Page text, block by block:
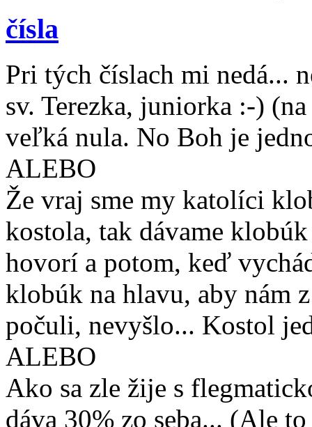
čísla
Pri tých číslach mi nedá...
sv. Terezka, juniorka :-)
veľká nula. No Boh je
ALEBO
Že vraj sme my katolíci
kostola, tak dávame
hovorí a potom, keď
klobúk na hlavu, aby nám
počuli, nevyšlo... Kostol
ALEBO
Ako sa zle žije s
dáva 30% zo seba... (Ale